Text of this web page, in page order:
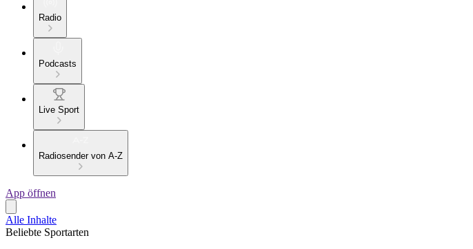
Radio
Podcasts
Live Sport
Radiosender von A-Z
App öffnen
Alle Inhalte
Beliebte Sportarten